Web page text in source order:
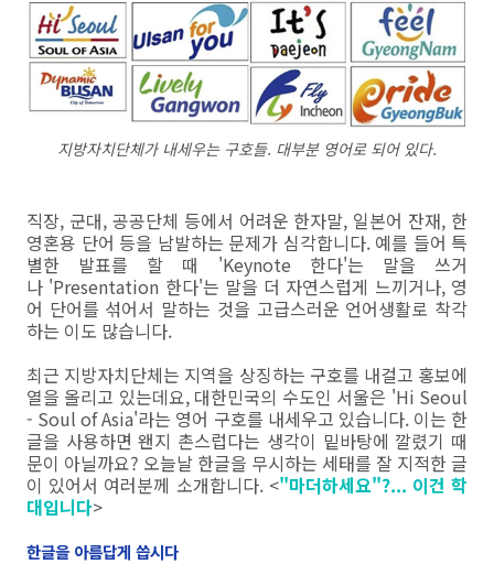
지방자치단체가 내세우는 구호들. 대부분 영어로 되어 있다.
직장, 군대, 공공단체 등에서 어려운 한자말, 일본어 잔재, 한
영혼용 단어 등을 남발하는 문제가 심각합니다. 예를 들어 특
별한 발표를 할 때 'Keynote 한다'는 말을 쓰거
나 'Presentation 한다'는 말을 더 자연스럽게 느끼거나, 영
어 단어를 섞어서 말하는 것을 고급스러운 언어생활로 착각
하는 이도 많습니다.
최근 지방자치단체는 지역을 상징하는 구호를 내걸고 홍보에
열을 올리고 있는데요, 대한민국의 수도인 서울은 'Hi Seoul
- Soul of Asia'라는 영어 구호를 내세우고 있습니다. 이는 한
글을 사용하면 왠지 촌스럽다는 생각이 밑바탕에 깔렸기 때
문이 아닐까요? 오늘날 한글을 무시하는 세태를 잘 지적한 글
이 있어서 여러분께 소개합니다. <"마더하세요"?... 이건 학
대입니다>
한글을 아름답게 씁시다